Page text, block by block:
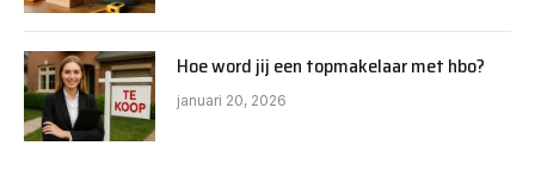
Hoe word jij een topmakelaar met hbo?
januari 20, 2026